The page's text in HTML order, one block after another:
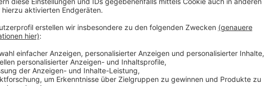
Anzeige
Starke Ost-West-Unterschiede - nur drei
Anzeige